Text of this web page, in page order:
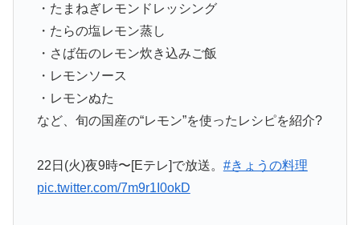
・たまねぎレモンドレッシング
・たらの塩レモン蒸し
・さば缶のレモン炊き込みご飯
・レモンソース
・レモンぬた
など、旬の国産の“レモン”を使ったレシピを紹介?
22日(火)夜9時〜[Eテレ]で放送。 #きょうの料理
pic.twitter.com/7m9r1I0okD